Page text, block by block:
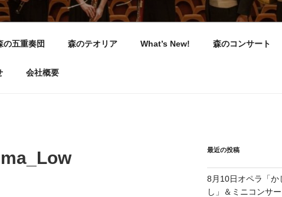
の五重奏団 森のテオリア What’s New! 森のコンサート
会社概要
最近の投稿
8月10日オペラ「か
し」＆ミニコンサー